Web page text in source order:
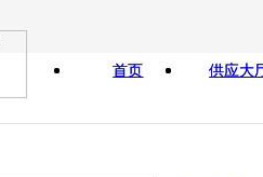
首页 供应大
首页 供应大